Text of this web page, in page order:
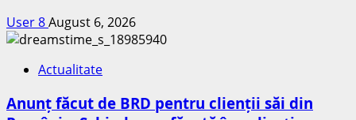
User 8August 6, 2026
Actualitate
Anunț făcut de BRD pentru clienții săi din